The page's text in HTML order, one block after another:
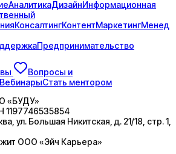
АналитикаДизайнИнформационная
КонсалтингКонтентМаркетингМенед
Предпринимательство
Вопросы и
ВебинарыСтать ментором
«БУДУ»
1197746535854
ул. Большая Никитская, д. 21/18, стр. 1,
ООО «Эйч Карьера»